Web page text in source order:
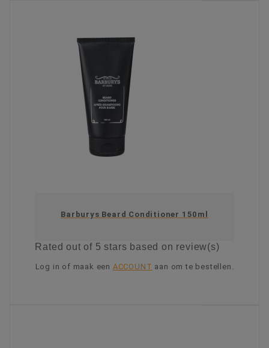
Barburys Beard Conditioner 150ml
Ratedout of 5 stars based on review(s)
Log in of maak een ACCOUNT aan om te bestellen.